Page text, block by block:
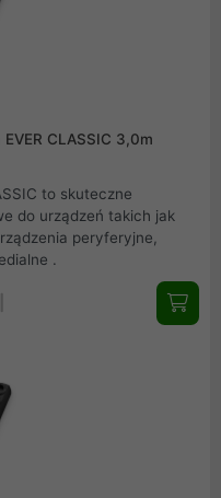
CLASSIC 3,0m
to skuteczne
do urządzeń takich jak
peryferyjne,
sprzęt RTV oraz urządzenia multimedialne .